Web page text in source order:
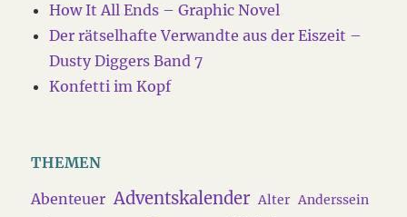
How It All Ends – Graphic Novel
Der rätselhafte Verwandte aus der Eiszeit –
Dusty Diggers Band 7
Konfetti im Kopf
THEMEN
Abenteuer Adventskalender Alter Anderssein